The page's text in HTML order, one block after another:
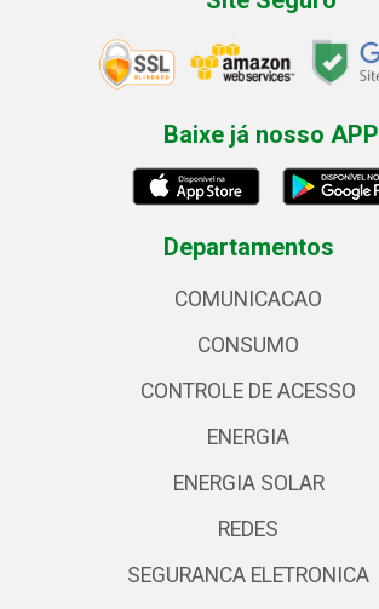
Baixe já nosso APP
Departamentos
COMUNICACAO
CONSUMO
CONTROLE DE ACESSO
ENERGIA
ENERGIA SOLAR
REDES
SEGURANCA ELETRONICA